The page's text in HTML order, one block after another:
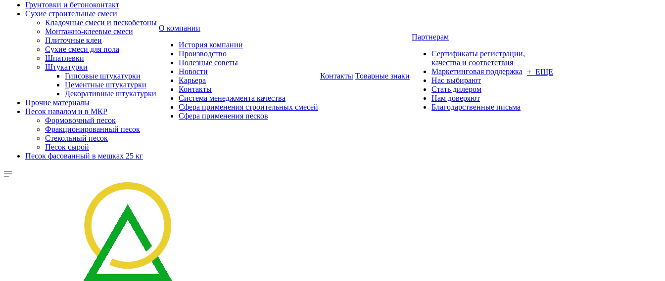
Грунтовки и бетоноконтакт
Сухие строительные смеси
Кладочные смеси и пескобетоны
Монтажно-клеевые смеси
Плиточные клеи
Сухие смеси для пола
Шпатлевки
Штукатурки
Гипсовые штукатурки
Цементные штукатурки
Декоративные штукатурки
Прочие материалы
Песок навалом и в МКР
Формовочный песок
Фракционированный песок
Стекольный песок
Песок сырой
Песок фасованный в мешках 25 кг
О компании
История компании
Производство
Полезные советы
Новости
Карьера
Контакты
Система менеджмента качества
Сфера применения строительных смесей
Сфера применения песков
Контакты Товарные знаки
Партнерам
Сертификаты регистрации,
качества и соответствия
Маркетинговая поддержка
Нас выбирают
Стать дилером
Нам доверяют
Благодарственные письма
+ ЕЩЕ